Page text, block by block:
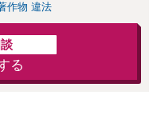
作物 違法
る